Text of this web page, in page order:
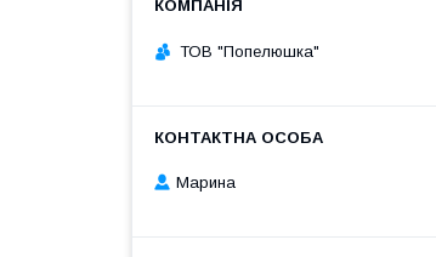
ТОВ "Попелюшка"
Марина